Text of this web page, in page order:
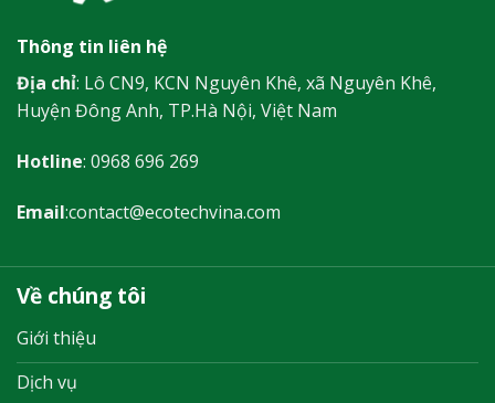
Thông tin liên hệ
Địa chỉ: Lô CN9, KCN Nguyên Khê, xã Nguyên Khê,
Huyện Đông Anh, TP.Hà Nội, Việt Nam
Hotline: 0968 696 269
Email:contact@ecotechvina.com
Về chúng tôi
Giới thiệu
Dịch vụ